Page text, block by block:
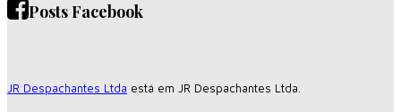
Posts Facebook
JR Despachantes Ltda está em JR Despachantes Ltda.